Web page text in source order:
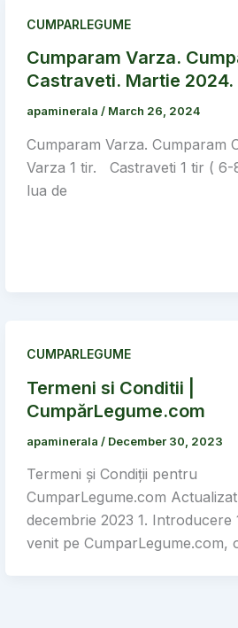
CUMPARLEGUME
Cumparam Varza.
Castraveti. Martie 2024.
apaminerala/ March 26, 2024
Cumparam Varza. Cumparam
Varza 1 tir. Castraveti 1 tir (
lua de
CUMPARLEGUME
Termeni si Conditii |
CumpărLegume.com
apaminerala / December 30, 2023
Termeni și Condiții pentru
CumparLegume.com
decembrie 2023 1. Introducere
venit pe CumparLegume.com,